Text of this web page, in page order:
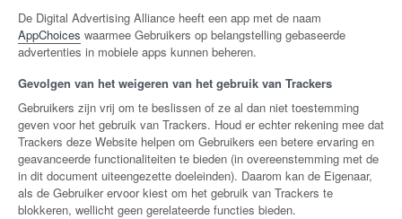
De Digital Advertising Alliance heeft een app met de naam
AppChoices waarmee Gebruikers op belangstelling gebaseerde
advertenties in mobiele apps kunnen beheren.
Gevolgen van het weigeren van het gebruik van Trackers
Gebruikers zijn vrij om te beslissen of ze al dan niet toestemming
geven voor het gebruik van Trackers. Houd er echter rekening mee dat
Trackers deze Website helpen om Gebruikers een betere ervaring en
geavanceerde functionaliteiten te bieden (in overeenstemming met de
in dit document uiteengezette doeleinden). Daarom kan de Eigenaar,
als de Gebruiker ervoor kiest om het gebruik van Trackers te
blokkeren, wellicht geen gerelateerde functies bieden.